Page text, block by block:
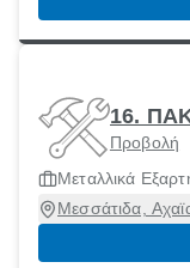
16.
Προβολή
Μεταλλικά
Μεσσάτιδα,